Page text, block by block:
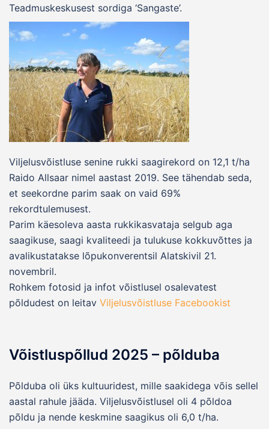
Teadmuskeskusest sordiga ‘Sangaste’.
Viljelusvõistluse senine rukki saagirekord on 12,1 t/ha
Raido Allsaar nimel aastast 2019. See tähendab seda,
et seekordne parim saak on vaid 69%
rekordtulemusest.
Parim käesoleva aasta rukkikasvataja selgub aga
saagikuse, saagi kvaliteedi ja tulukuse kokkuvõttes ja
avalikustatakse lõpukonverentsil Alatskivil 21.
novembril.
Rohkem fotosid ja infot võistlusel osalevatest
põldudest on leitav Viljelusvõistluse Facebookist
Võistluspõllud 2025 – põlduba
Põlduba oli üks kultuuridest, mille saakidega võis sellel
aastal rahule jääda. Viljelusvõistlusel oli 4 põldoa
põldu ja nende keskmine saagikus oli 6,0 t/ha.